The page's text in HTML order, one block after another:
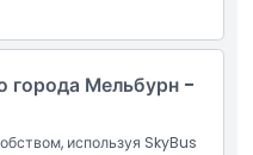
города Мельбурн -
используя SkyBus